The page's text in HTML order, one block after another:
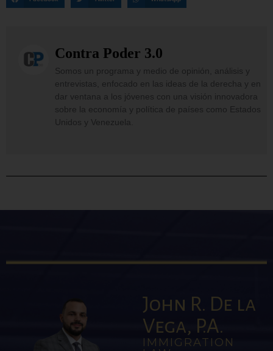
Contra Poder 3.0
Somos un programa y medio de opinión, análisis y
entrevistas, enfocado en las ideas de la derecha y en
dar ventana a los jóvenes con una visión innovadora
sobre la economía y política de países como Estados
Unidos y Venezuela.
John R. De la
Vega, P.A.
IMMIGRATION